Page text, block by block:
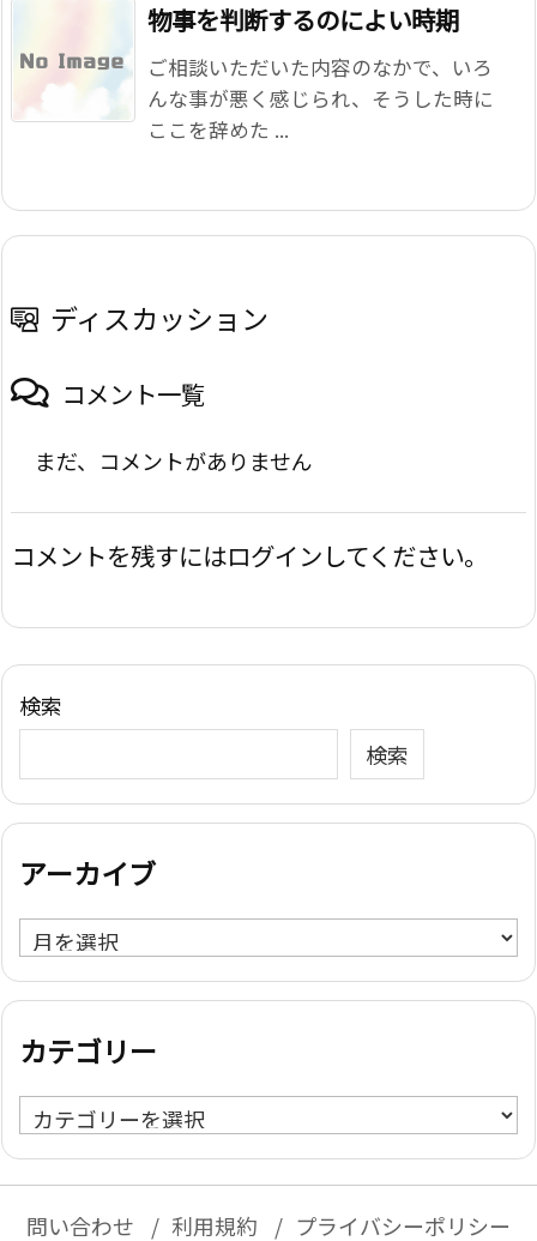
物事を判断するのによい時期
ご相談いただいた内容のなかで、いろ
んな事が悪く感じられ、そうした時に
ここを辞めた ...
ディスカッション
コメント一覧
まだ、コメントがありません
コメントを残すにはログインしてください。
検索
検索
アーカイブ
ア
ー
カ
ブ
カテゴリー
カ
テ
問い合わせ 利用規約
プライバシーポリシー